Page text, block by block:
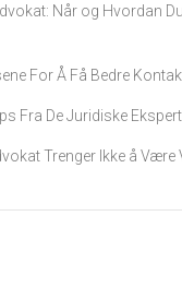
Når og Hvordan
For Å Få Bedre
Fra De Juridiske
Trenger Ikke å Være